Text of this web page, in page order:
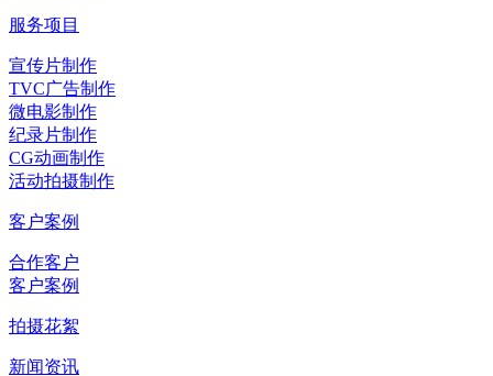
服务项目
宣传片制作
TVC广告制作
微电影制作
纪录片制作
CG动画制作
活动拍摄制作
客户案例
合作客户
客户案例
拍摄花絮
新闻资讯